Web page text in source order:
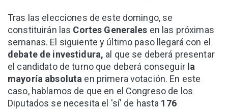
Tras las elecciones de este domingo, se
constituirán las Cortes Generales en las próximas
semanas. El siguiente y último paso llegará con el
debate de investidura, al que se deberá presentar
el candidato de turno que deberá conseguir la
mayoría absoluta en primera votación. En este
caso, hablamos de que en el Congreso de los
Diputados se necesita el 'sí' de hasta 176